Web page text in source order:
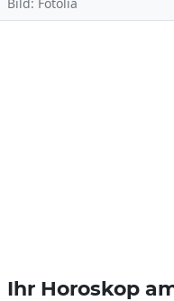
Ihr Horoskop